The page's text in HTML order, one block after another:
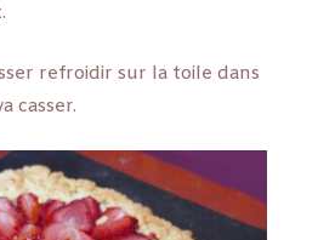
refroidir sur la toile dans
casser.